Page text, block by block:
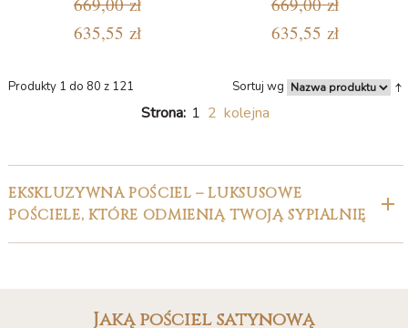
635,55 zł
635,55 zł
Produkty 1 do 80 z 121 Sortuj wg
Strona: 1 2 kolejna
EKSKLUZYWNA POŚCIEL – LUKSUSOWE
POŚCIELE, KTÓRE ODMIENIĄ TWOJĄ SYPIALNIĘ
Jaką pościel satynową